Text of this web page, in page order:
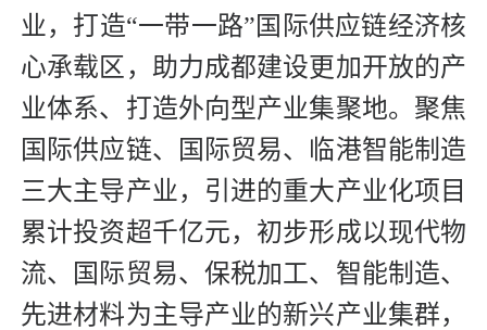
业，打造“一带一路”国际供应链经济核
心承载区，助力成都建设更加开放的产
业体系、打造外向型产业集聚地。聚焦
国际供应链、国际贸易、临港智能制造
三大主导产业，引进的重大产业化项目
累计投资超千亿元，初步形成以现代物
流、国际贸易、保税加工、智能制造、
先进材料为主导产业的新兴产业集群，